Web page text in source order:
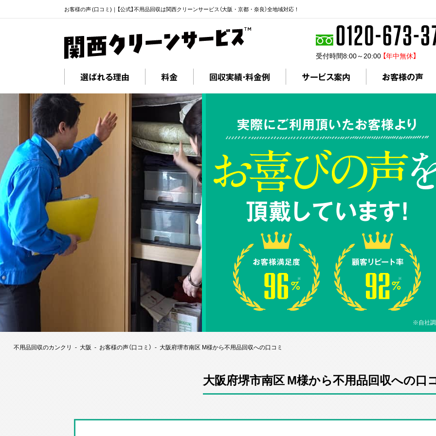
お客様の声 (口コミ)｜【公式】不用品回収は関西クリーンサービス（大阪・京都・奈良）全地域対応！
受付時間8:00～20:00 【年中無休】
選ばれる理由 料金 回収実績・料金例 サービス案内 お客様の声
実際にご利用頂いたお客様より
頂戴しています!
※自社
不用品回収のカンクリ 大阪 お客様の声（口コミ） 大阪府堺市南区 M様から不用品回収への口コミ
大阪府堺市南区 M様から不用品回収への口